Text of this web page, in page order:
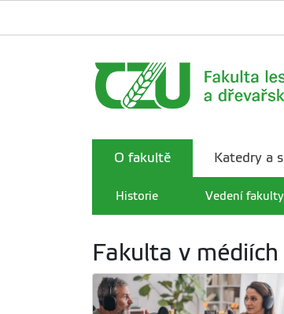
O fakultě
Historie Vedení fakulty
Katedry a
Fakulta v médiích